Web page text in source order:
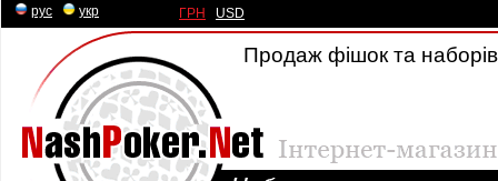
рус укр ГРН USD
Продаж фішок та